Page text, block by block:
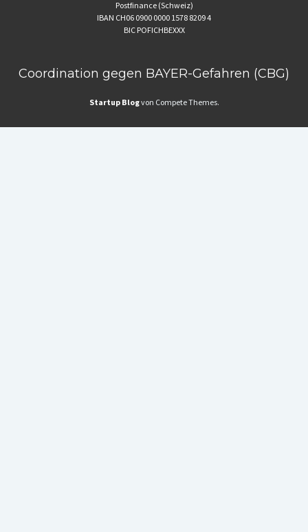
Postfinance (Schweiz)
IBAN CH06 0900 0000 1578 8209 4
BIC POFICHBEXXX
Coordination gegen BAYER-Gefahren (CBG)
Startup Blogvon Compete Themes.